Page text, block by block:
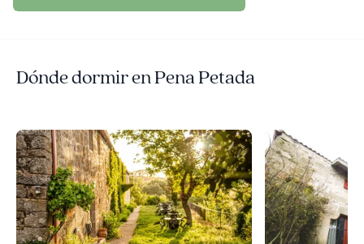
Dónde dormir en Pena Petada